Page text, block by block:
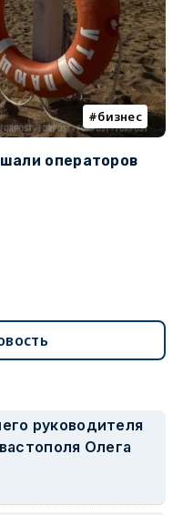
бизнес
операторов
руководителя
Олега